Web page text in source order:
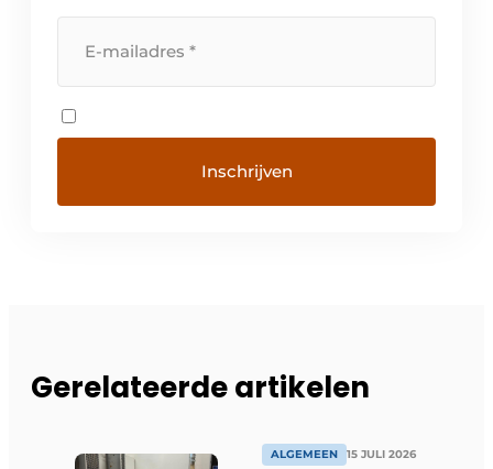
Gerelateerde artikelen
ALGEMEEN 15 JULI 2026